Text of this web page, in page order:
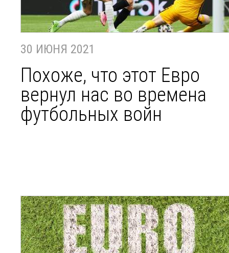
30 ИЮНЯ 2021
Похоже, что этот Евро
вернул нас во времена
футбольных войн